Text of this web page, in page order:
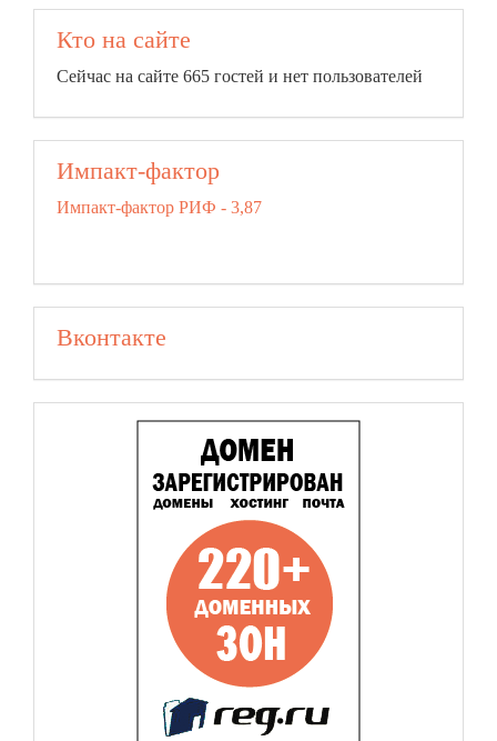
Кто на сайте
Сейчас на сайте 665 гостей и нет пользователей
Импакт-фактор
Импакт-фактор РИФ - 3,87
Вконтакте